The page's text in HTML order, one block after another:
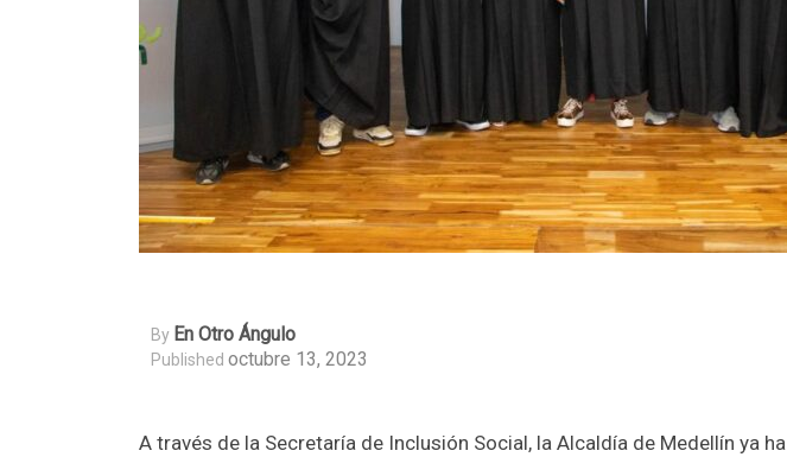
By En Otro Ángulo
Published octubre 13, 2023
A través de la Secretaría de Inclusión Social, la Alcaldía de Medellín ya